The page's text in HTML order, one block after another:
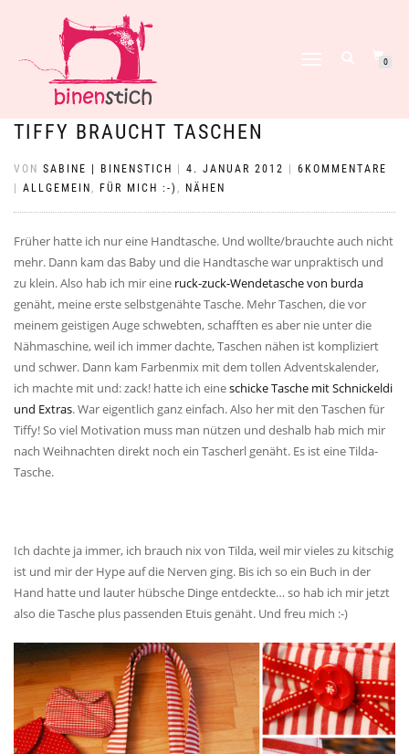
0
TIFFY BRAUCHT TASCHEN
VON SABINE | BINENSTICH 4. JANUAR 2012
6KOMMENTARE
ALLGEMEIN , FÜR MICH :-) , NÄHEN
Früher hatte ich nur eine Handtasche. Und wollte/brauchte auch nicht
mehr. Dann kam das Baby und die Handtasche war unpraktisch und
zu klein. Also hab ich mir eine ruck-zuck-Wendetasche von burda
genäht, meine erste selbstgenähte Tasche. Mehr Taschen, die vor
meinem geistigen Auge schwebten, schafften es aber nie unter die
Nähmaschine, weil ich immer dachte, Taschen nähen ist kompliziert
und schwer. Dann kam Farbenmix mit dem tollen Adventskalender,
ich machte mit und: zack! hatte ich eineschicke Tasche mit Schnickeldi
und Extras. War eigentlich ganz einfach. Also her mit den Taschen für
Tiffy! So viel Motivation muss man nützen und deshalb hab mich mir
nach Weihnachten direkt noch ein Tascherl genäht. Es ist eine Tilda-
Tasche.
Ich dachte ja immer, ich brauch nix von Tilda, weil mir vieles zu kitschig
ist und mir der Hype auf die Nerven ging. Bis ich so ein Buch in der
Hand hatte und lauter hübsche Dinge entdeckte… so hab ich mir jetzt
also die Tasche plus passenden Etuis genäht. Und freu mich :-)